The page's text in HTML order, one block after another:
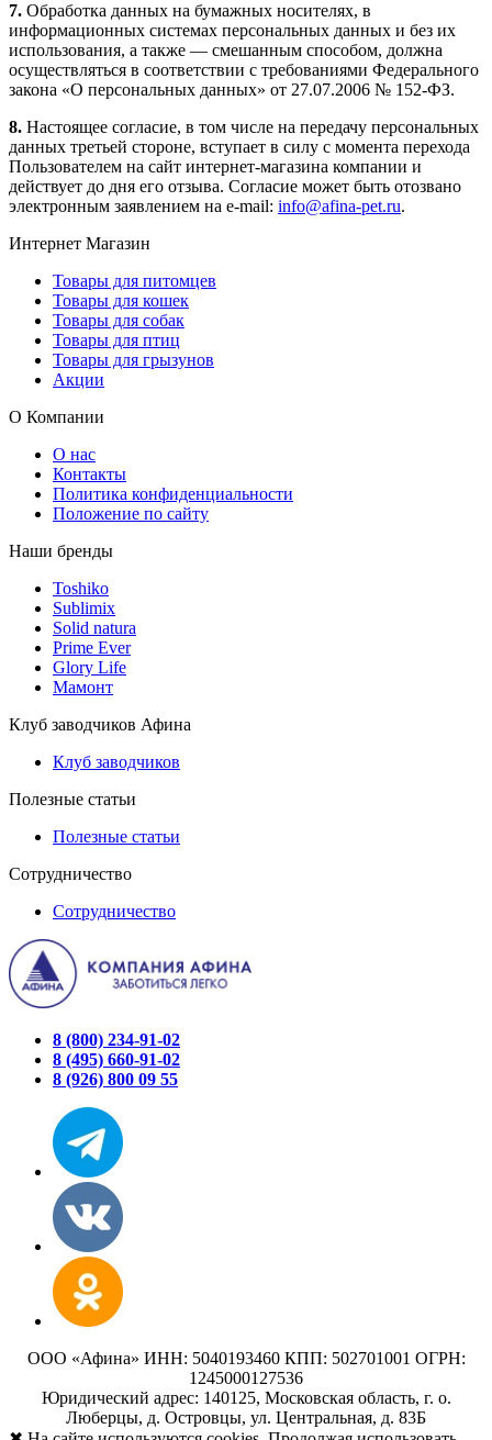
7. Обработка данных на бумажных носителях, в
информационных системах персональных данных и без их
использования, а также — смешанным способом, должна
осуществляться в соответствии с требованиями Федерального
закона «О персональных данных» от 27.07.2006 № 152-ФЗ.
8. Настоящее согласие, в том числе на передачу персональных
данных третьей стороне, вступает в силу с момента перехода
Пользователем на сайт интернет-магазина компании и
действует до дня его отзыва. Согласие может быть отозвано
электронным заявлением на e-mail: info@afina-pet.ru.
Интернет Магазин
Товары для питомцев
Товары для кошек
Товары для собак
Товары для птиц
Товары для грызунов
Акции
О Компании
О нас
Контакты
Политика конфиденциальности
Положение по сайту
Наши бренды
Toshiko
Sublimix
Solid natura
Prime Ever
Glory Life
Мамонт
Клуб заводчиков Афина
Клуб заводчиков
Полезные статьи
Полезные статьи
Сотрудничество
Сотрудничество
8 (800) 234-91-02
8 (495) 660-91-02
8 (926) 800 09 55
ООО «Афина» ИНН: 5040193460 КПП: 502701001 ОГРН:
1245000127536
Юридический адрес: 140125, Московская область, г. о.
Люберцы, д. Островцы, ул. Центральная, д. 83Б